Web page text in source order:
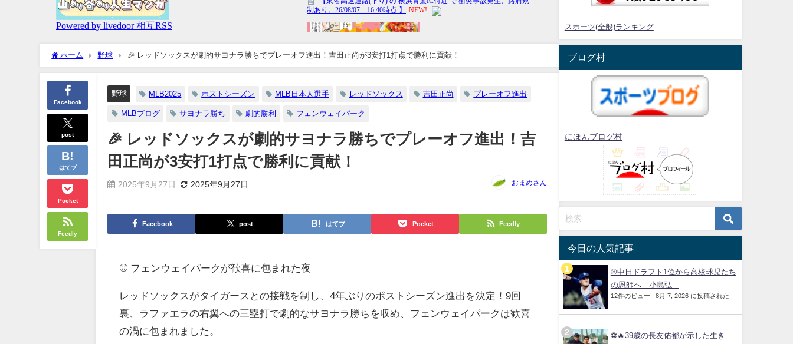
ホーム 野球 🎉 レッドソックスが劇的サヨナラ勝ちでプレーオフ進出！吉田正尚が3安打1打点で勝利に貢献！
Facebook
post
はてブ
Pocket
Feedly
野球 MLB2025 ポストシーズン MLB日本人選手 レッドソックス 吉田正尚 プレーオフ進出
MLBブログ サヨナラ勝ち 劇的勝利 フェンウェイパーク
🎉 レッドソックスが劇的サヨナラ勝ちでプレーオフ進出！吉
田正尚が3安打1打点で勝利に貢献！
2025年9月27日 2025年9月27日 おまめさん
Facebook post はてブ Pocket Feedly
⚾ フェンウェイパークが歓喜に包まれた夜
レッドソックスがタイガースとの接戦を制し、4年ぶりのポストシーズン進出を決定！9回
裏、ラファエラの右翼への三塁打で劇的なサヨナラ勝ちを収め、フェンウェイパークは歓喜
の渦に包まれました。
スポーツ(全般)ランキング
ブログ村
にほんブログ村
今日の人気記事
⚾中日ドラフト1位から高校球児たち
の恩師へ 小島弘...
12件のビュー 8月 7, 2026 に投稿された
⚽🔥39歳の長友佑都が示した生き